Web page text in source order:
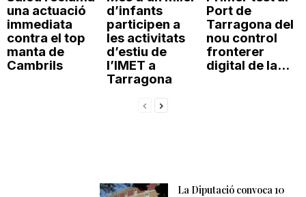
una actuació
immediata
contra el top
manta de
Cambrils
d’infants
participen a
les activitats
d’estiu de
l’IMET a
Tarragona
Port de
Tarragona del
nou control
fronterer
digital de la...